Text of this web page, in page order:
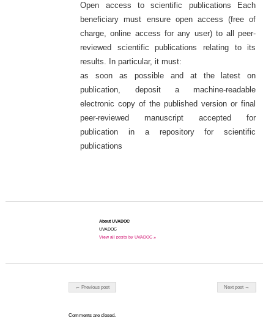
Open access to scientific publications Each
beneficiary must ensure open access (free of
charge, online access for any user) to all peer-
reviewed scientific publications relating to its
results. In particular, it must:
as soon as possible and at the latest on
publication, deposit a machine-readable
electronic copy of the published version or final
peer-reviewed manuscript accepted for
publication in a repository for scientific
publications
About UVADOC
UVADOC
View all posts by UVADOC »
Post navigation
← Previous post Next post →
Comments are closed.